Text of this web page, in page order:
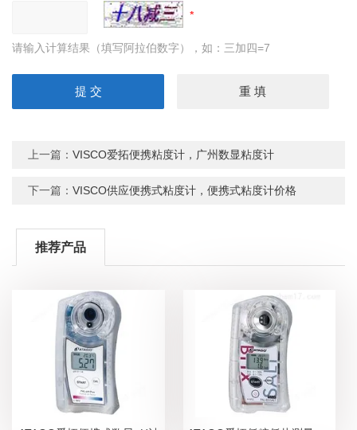
请输入计算结果（填写阿拉伯数字），如：三加四=7
上一篇：VISCO爱拓便携粘度计，广州数显粘度计
下一篇：VISCO供应便携式粘度计，便携式粘度计价格
推荐产品